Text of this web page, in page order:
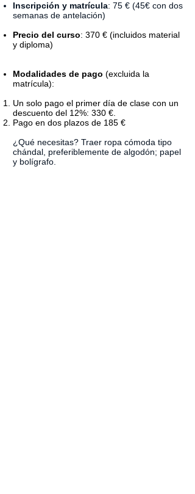
Inscripción y matrícula: 75 € (45€ con dos
semanas de antelación)
Precio del curso: 370 € (incluidos material
y diploma)
Modalidades de pago (excluida la
matrícula):
Un solo pago el primer día de clase con un
descuento del 12%: 330 €.
Pago en dos plazos de 185 €
¿Qué necesitas? Traer ropa cómoda tipo
chándal, preferiblemente de algodón; papel
y bolígrafo.